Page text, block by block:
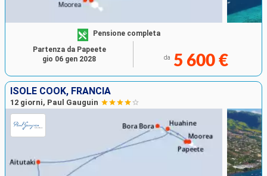
Pensione completa
da 5 600 €
Partenza da Papeete
gio 06 gen 2028
ISOLE COOK, FRANCIA
12 giorni, Paul Gauguin